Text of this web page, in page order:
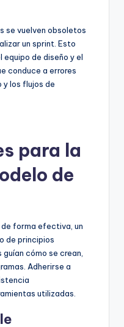
se vuelven obsoletos
un sprint. Esto
equipo de diseño y el
conduce a errores
y los flujos de
para la
de
forma efectiva, un
de principios
cómo se crean,
Adherirse a
utilizadas.